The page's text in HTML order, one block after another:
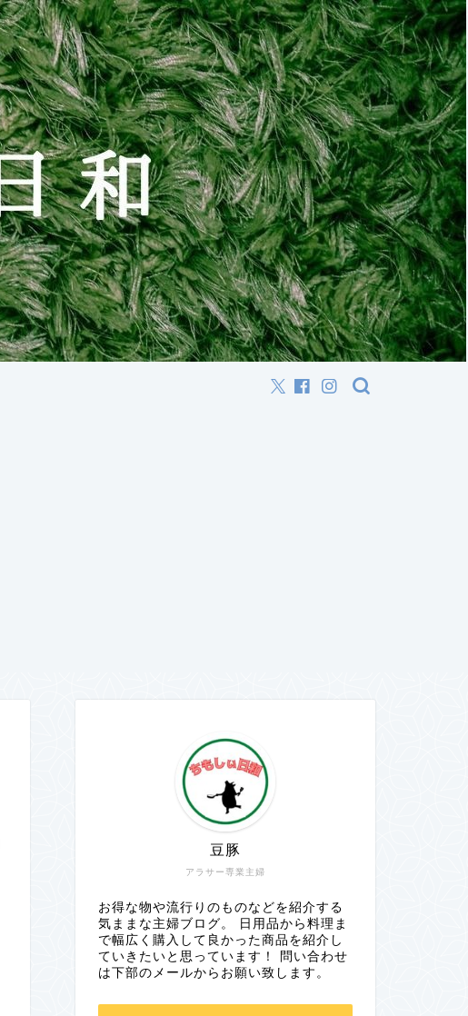
アラサー専業主婦
豆豚
お得な物や流行りのものなどを紹介する
気ままな主婦ブログ。 日用品から料理ま
で幅広く購入して良かった商品を紹介し
ていきたいと思っています！ 問い合わせ
は下部のメールからお願い致します。